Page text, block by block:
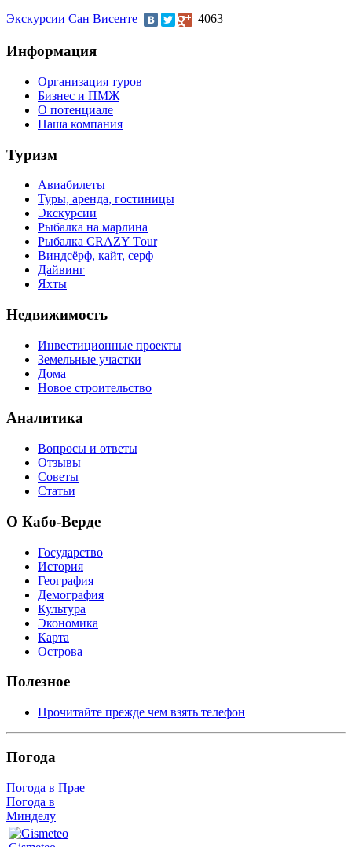
Экскурсии Сан Висенте 4063
Информация
Организация туров
Бизнес и ПМЖ
О потенциале
Наша компания
Туризм
Авиабилеты
Туры, аренда, гостиницы
Экскурсии
Рыбалка на марлина
Рыбалка CRAZY Тour
Виндсёрф, кайт, серф
Дайвинг
Яхты
Недвижимость
Инвестиционные проекты
Земельные участки
Дома
Новое строительство
Аналитика
Вопросы и ответы
Отзывы
Советы
Статьи
О Кабо-Верде
Государство
История
География
Демография
Культура
Экономика
Карта
Острова
Полезное
Прочитайте прежде чем взять телефон
Погода
Погода в Прае
Погода в
Минделу